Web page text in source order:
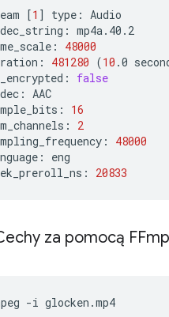
[1 ] type:
48000
481280 (10 .0
false
16
2
48000
20833
za pomocą
-i